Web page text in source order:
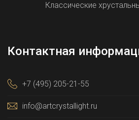
Классические
Контактная
+7 (495) 205-21-55
info@artcrystallight.ru